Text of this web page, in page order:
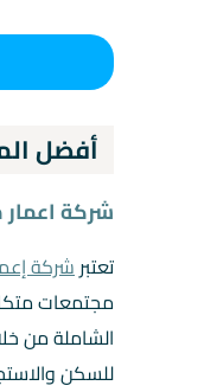
أفضل
شركة اعمار
تعتبرشركة
مجتمعات
الشاملة من
للسكن